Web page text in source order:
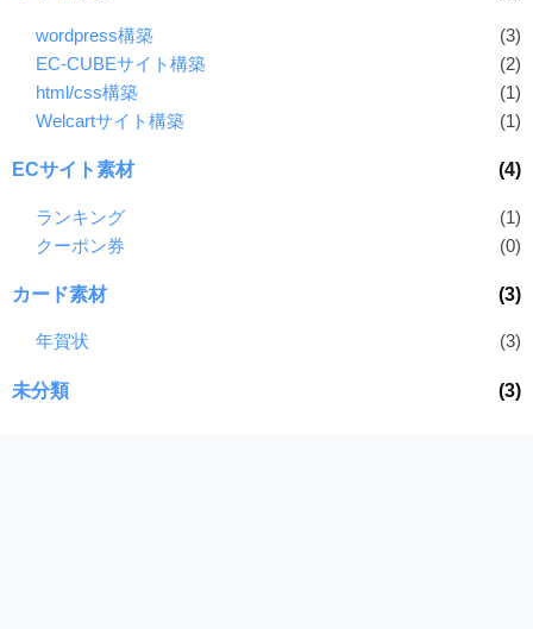
wordpress構築
(3)
EC-CUBEサイト構築
(2)
html/css構築
(1)
Welcartサイト構築
(1)
ECサイト素材 (4)
ランキング
(1)
クーポン券
(0)
カード素材 (3)
年賀状 (3)
未分類 (3)